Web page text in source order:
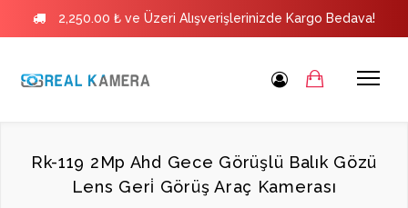
2,250.00 ₺ ve Üzeri Alışverişlerinizde Kargo Bedava!
Rk-119 2Mp Ahd Gece Görüşlü Balık Gözü
Lens Geri̇ Görüş Araç Kamerası